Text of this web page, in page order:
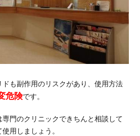
も副作用のリスクがあり、使用方法
危険です。
門のクリニックできちんと相談して
用しましょう。